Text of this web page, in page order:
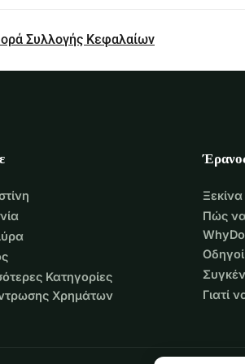
Συλλογής Κεφαλαίων
Κατηγορίες
Χρημάτων
Πώς να
Γιατί